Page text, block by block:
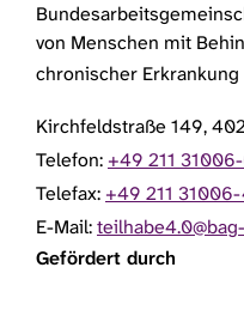
von Menschen mit
chronischer
Kirchfeldstraße 149,
Telefon: +49 211
Telefax: +49 211
E-Mail:
Gefördert durch